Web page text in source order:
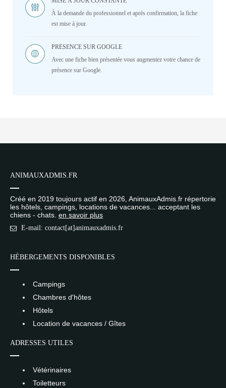
À la demande du professionnel et après confirmation, la fiche
est mise à jour.
PRÉSENCE SUR GOOGLE
Avec une fiche bien présentée vous augmentez votre chance de
présence sur Google.
ANIMAUXADMIS.FR
Créé en 2019 toujours actif en 2026, AnimauxAdmis.fr répertorie
les hôtels, campings, locations de vacances... acceptant les
chiens - chats. en savoir plus
E-mail: contact[at]animauxadmis.fr
HÉBERGEMENTS DISPONIBLES
Campings
Chambres d'hôtes
Hôtels
Location de vacances / Gîtes
ADRESSES UTILES
Vétérinaires
Toiletteurs